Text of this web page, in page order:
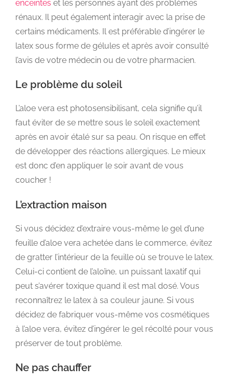
enceintes et les personnes ayant des problèmes
rénaux. Il peut également interagir avec la prise de
certains médicaments. Il est préférable d’ingérer le
latex sous forme de gélules et après avoir consulté
l’avis de votre médecin ou de votre pharmacien.
Le problème du soleil
L’aloe vera est photosensibilisant, cela signifie qu’il
faut éviter de se mettre sous le soleil exactement
après en avoir étalé sur sa peau. On risque en effet
de développer des réactions allergiques. Le mieux
est donc d’en appliquer le soir avant de vous
coucher !
L’extraction maison
Si vous décidez d’extraire vous-même le gel d’une
feuille d’aloe vera achetée dans le commerce, évitez
de gratter l’intérieur de la feuille où se trouve le latex.
Celui-ci contient de l’aloïne, un puissant laxatif qui
peut s’avérer toxique quand il est mal dosé. Vous
reconnaîtrez le latex à sa couleur jaune. Si vous
décidez de fabriquer vous-même vos cosmétiques
à l’aloe vera, évitez d’ingérer le gel récolté pour vous
préserver de tout problème.
Ne pas chauffer